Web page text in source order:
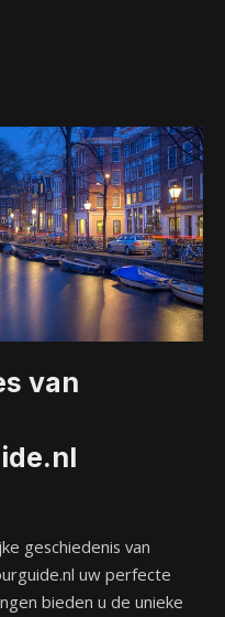
van
geschiedenis van
uw perfecte
bieden u de unieke